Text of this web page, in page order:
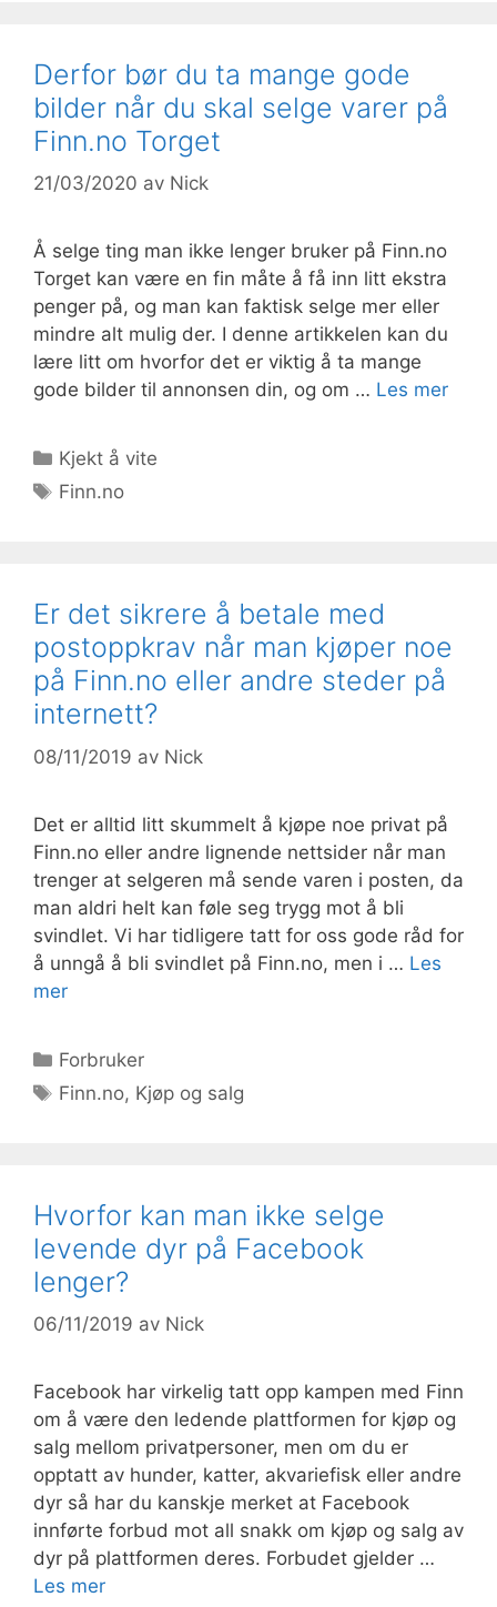
Derfor bør du ta mange gode
bilder når du skal selge varer på
Finn.no Torget
21/03/2020 av Nick
Å selge ting man ikke lenger bruker på Finn.no
Torget kan være en fin måte å få inn litt ekstra
penger på, og man kan faktisk selge mer eller
mindre alt mulig der. I denne artikkelen kan du
lære litt om hvorfor det er viktig å ta mange
gode bilder til annonsen din, og om … Les mer
Kategorier
Kjekt å vite
Stikkord
Finn.no
Er det sikrere å betale med
postoppkrav når man kjøper noe
på Finn.no eller andre steder på
internett?
08/11/2019 av Nick
Det er alltid litt skummelt å kjøpe noe privat på
Finn.no eller andre lignende nettsider når man
trenger at selgeren må sende varen i posten, da
man aldri helt kan føle seg trygg mot å bli
svindlet. Vi har tidligere tatt for oss gode råd for
å unngå å bli svindlet på Finn.no, men i … Les
mer
Kategorier
Forbruker
Stikkord
Finn.no, Kjøp og salg
Hvorfor kan man ikke selge
levende dyr på Facebook
lenger?
06/11/2019 av Nick
Facebook har virkelig tatt opp kampen med Finn
om å være den ledende plattformen for kjøp og
salg mellom privatpersoner, men om du er
opptatt av hunder, katter, akvariefisk eller andre
dyr så har du kanskje merket at Facebook
innførte forbud mot all snakk om kjøp og salg av
dyr på plattformen deres. Forbudet gjelder …
Les mer